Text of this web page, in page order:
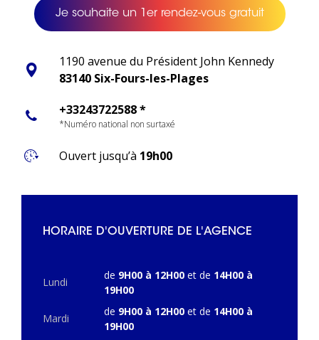
Je souhaite un 1er rendez-vous gratuit
1190 avenue du Président John Kennedy
83140 Six-Fours-les-Plages
+33243722588 *
*Numéro national non surtaxé
Ouvert jusqu’à 19h00
HORAIRE D'OUVERTURE DE L'AGENCE
Lundi
de 9H00 à 12H00 et de 14H00 à
19H00
Mardi
de 9H00 à 12H00 et de 14H00 à
19H00